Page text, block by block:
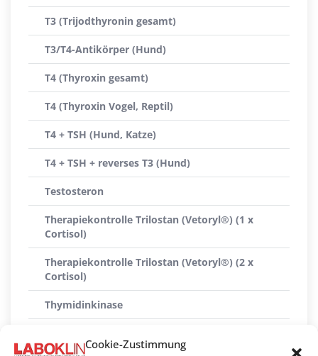
Cookie-Zustimmung
T3 (Trijodthyronin gesamt)
T3/T4-Antikörper (Hund)
T4 (Thyroxin gesamt)
T4 (Thyroxin Vogel, Reptil)
T4 + TSH (Hund, Katze)
T4 + TSH + reverses T3 (Hund)
Testosteron
Therapiekontrolle Trilostan (Vetoryl®) (1 x
Cortisol)
Therapiekontrolle Trilostan (Vetoryl®) (2 x
Cortisol)
Thymidinkinase